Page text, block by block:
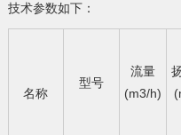
技术参数如下：
名称
型号
流量
(m3/h)